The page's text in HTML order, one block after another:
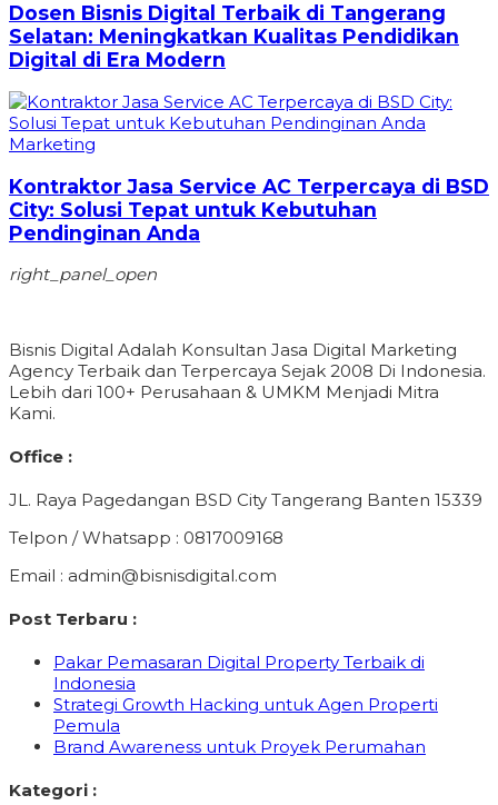
Dosen Bisnis Digital Terbaik di Tangerang
Selatan: Meningkatkan Kualitas Pendidikan
Digital di Era Modern
Marketing
Kontraktor Jasa Service AC Terpercaya di BSD
City: Solusi Tepat untuk Kebutuhan
Pendinginan Anda
right_panel_open
Bisnis Digital Adalah Konsultan Jasa Digital Marketing
Agency Terbaik dan Terpercaya Sejak 2008 Di Indonesia.
Lebih dari 100+ Perusahaan & UMKM Menjadi Mitra
Kami.
Office :
JL. Raya Pagedangan BSD City Tangerang Banten 15339
Telpon / Whatsapp : 0817009168
Email : admin@bisnisdigital.com
Post Terbaru :
Pakar Pemasaran Digital Property Terbaik di
Indonesia
Strategi Growth Hacking untuk Agen Properti
Pemula
Brand Awareness untuk Proyek Perumahan
Kategori :